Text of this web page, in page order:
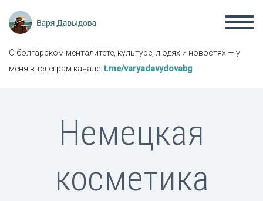
О болгарском менталитете, культуре, людях и новостях — у
меня в телеграм канале:t.me/varyadavydovabg
Немецкая
косметика